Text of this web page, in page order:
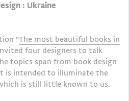
: Ukraine
"The most beautiful books in
four designers to talk
topics span from book design
is intended to illuminate the
is still little known to us.